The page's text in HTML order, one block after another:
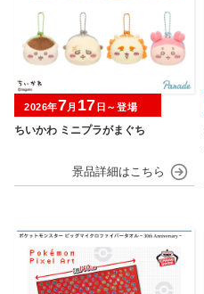
ちいかわ ミニプラがまぐち
2026年7月 17 日～登場